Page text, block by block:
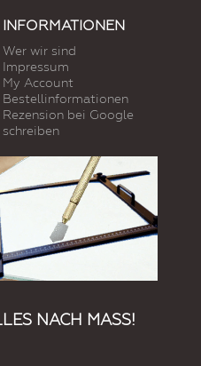
INFORMATIONEN
Wer wir sind
Impressum
My Account
Bestellinformationen
Rezension bei Google
schreiben
NACH MASS!